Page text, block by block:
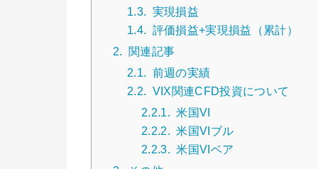
1.3.
実現損益
1.4.
評価損益+実現損益（累計）
2. 関連記事
2.1. 前週の実績
2.2. VIX関連CFD投資について
2.2.1. 米国VI
2.2.2. 米国VIブル
2.2.3. 米国VIベア